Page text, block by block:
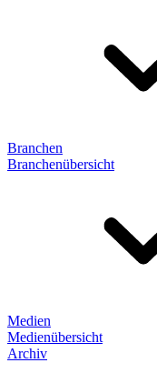
Branchen
Branchenübersicht
Medien
Medienübersicht
Archiv